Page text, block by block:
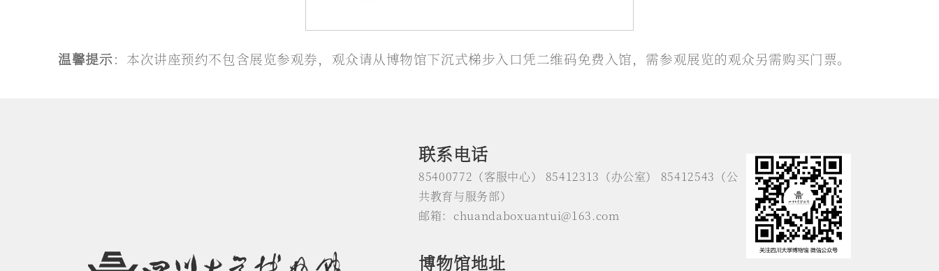
温馨提示：本次讲座预约不包含展览参观券，观众请从博物馆下沉式梯步入口凭二维码免费入馆，需参观展览的观众另需购买门票。
联系电话
85400772（客服中心） 85412313（办公室） 85412543（公
共教育与服务部）
邮箱：chuandaboxuantui@163.com
博物馆地址